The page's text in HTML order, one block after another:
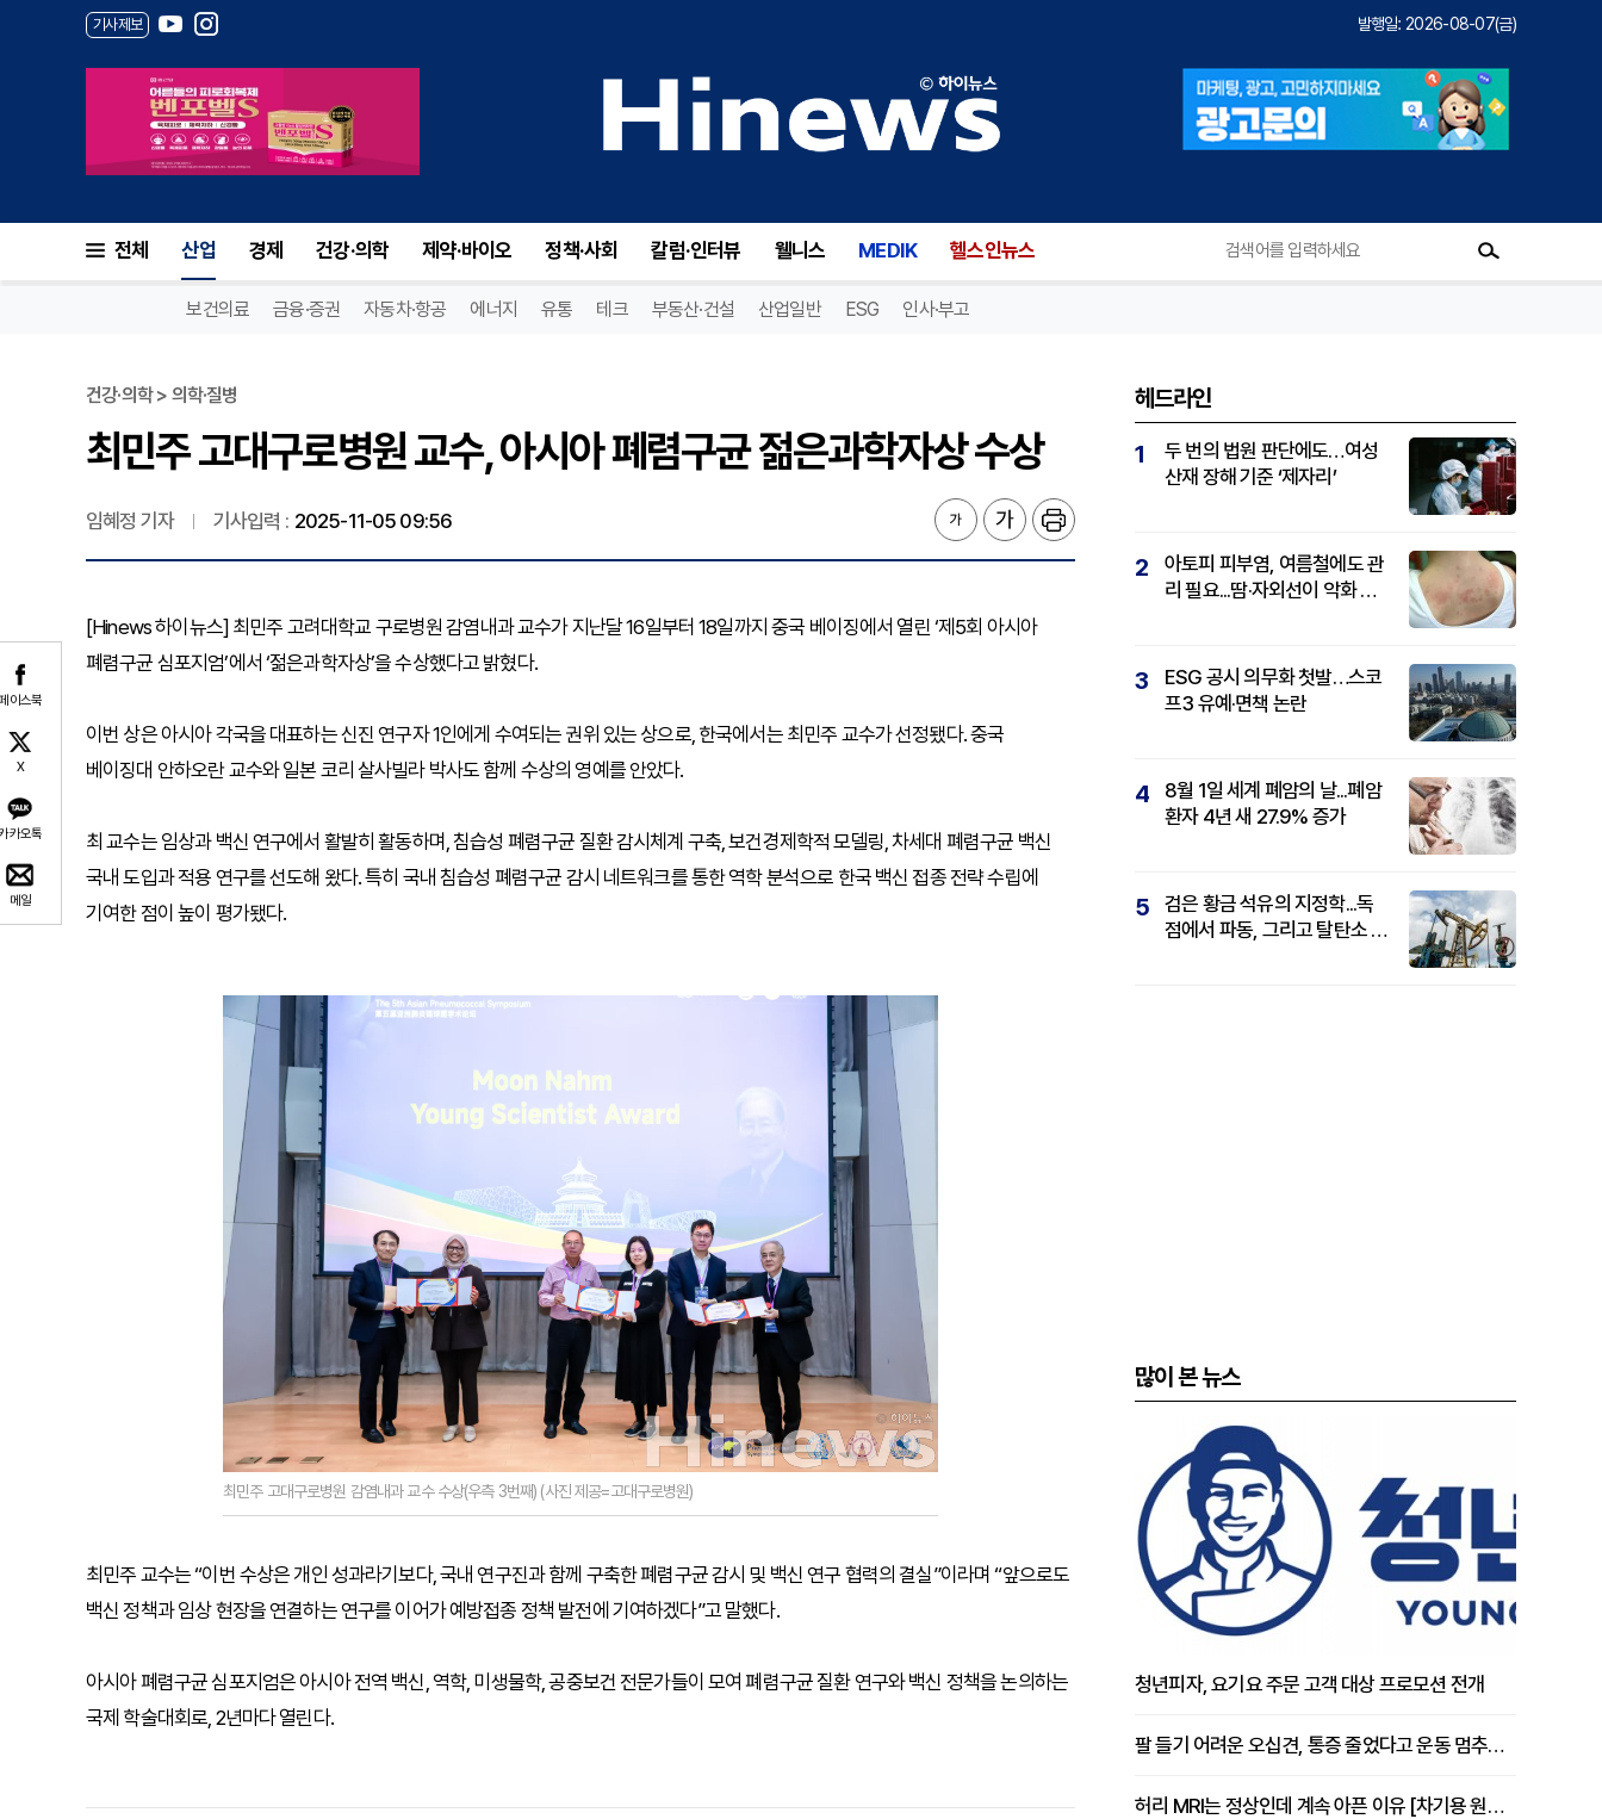
기사제보 발행일: 2026-08-07(금)
전체 산업 경제 건강·의학 제약·바이오 정책·사회 칼럼·인터뷰 웰니스 MEDIK 헬스인뉴스
보건의료 금융·증권 자동차·항공 에너지 유통 테크 부동산·건설 산업일반 ESG 인사·부고
이스북
X
카오톡
메일
건강·의학 > 의학·질병
최민주 고대구로병원 교수, 아시아 폐렴구균 젊은과학자상 수상
임혜정 기자 기사입력 : 2025-11-05 09:56
[Hinews 하이뉴스] 최민주 고려대학교 구로병원 감염내과 교수가 지난달 16일부터 18일까지 중국 베이징에서 열린 ‘제5회 아시아
폐렴구균 심포지엄’에서 ‘젊은과학자상’을 수상했다고 밝혔다.
이번 상은 아시아 각국을 대표하는 신진 연구자 1인에게 수여되는 권위 있는 상으로, 한국에서는 최민주 교수가 선정됐다. 중국
베이징대 안하오란 교수와 일본 코리 살사빌라 박사도 함께 수상의 영예를 안았다.
최 교수는 임상과 백신 연구에서 활발히 활동하며, 침습성 폐렴구균 질환 감시체계 구축, 보건경제학적 모델링, 차세대 폐렴구균 백신
국내 도입과 적용 연구를 선도해 왔다. 특히 국내 침습성 폐렴구균 감시 네트워크를 통한 역학 분석으로 한국 백신 접종 전략 수립에
기여한 점이 높이 평가됐다.
최민주 고대구로병원 감염내과 교수 수상(우측 3번째) (사진 제공=고대구로병원)
최민주 교수는 “이번 수상은 개인 성과라기보다, 국내 연구진과 함께 구축한 폐렴구균 감시 및 백신 연구 협력의 결실”이라며 “앞으로도
백신 정책과 임상 현장을 연결하는 연구를 이어가 예방접종 정책 발전에 기여하겠다”고 말했다.
아시아 폐렴구균 심포지엄은 아시아 전역 백신, 역학, 미생물학, 공중보건 전문가들이 모여 폐렴구균 질환 연구와 백신 정책을 논의하는
국제 학술대회로, 2년마다 열린다.
헤드라인
1
두 번의 법원 판단에도…여성
산재 장해 기준 ‘제자리’
2
아토피 피부염, 여름철에도 관
리 필요...땀·자외선이 악화 요
3
ESG 공시 의무화 첫발…스코
프3 유예·면책 논란
4
8월 1일 세계 폐암의 날...폐암
환자 4년 새 27.9% 증가
5
검은 황금 석유의 지정학...독
점에서 파동, 그리고 탈탄소 패
많이 본 뉴스
청년피자, 요기요 주문 고객 대상 프로모션 전개
팔 들기 어려운 오십견, 통증 줄었다고 운동 멈추면 안 되는 이유 [이병욱 원장 칼럼]
허리 MRI는 정상인데 계속 아픈 이유 [차기용 원장 칼럼]